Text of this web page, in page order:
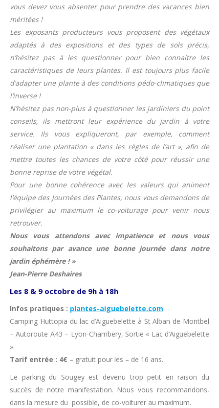
vous devez vous absenter pour prendre des vacances bien
méritées !
Les exposants producteurs vous proposent des végétaux
adaptés à des expositions et des types de sols précis,
n’hésitez pas à les questionner pour bien connaitre les
caractéristiques de leurs plantes. Il est toujours plus facile
d’adapter une plante à des conditions pédo-climatiques que
l’inverse !
N’hésitez pas non-plus à questionner les jardiniers du point
conseils, ils mettront leur expérience du jardin à votre
service. Ils vous expliqueront, par exemple, comment
réaliser une plantation « dans les règles de l’art », afin de
mettre toutes les chances de votre côté pour réussir une
bonne reprise de votre végétal.
Pour une bonne cohérence avec les valeurs qui animent
l’équipe des Journées des Plantes, nous vous demandons de
privilégier au maximum le co-voiturage pour venir nous
retrouver.
Nous vous attendons avec impatience et nous vous
souhaitons par avance une bonne journée dans notre
jardin éphémère ! »
Jean-Pierre Deshaires
Les 8 & 9 octobre de 9h à 18h
Infos pratiques : plantes-aiguebelette.com
Camping Huttopia du lac d’Aiguebelette à St Alban de Montbel
– Autoroute A43 – Lyon-Chambery, Sortie « Lac d’Aiguebelette
».
Tarif entrée : 4€ – gratuit pour les – de 16 ans.
Le parking du Sougey est devenu trop petit en raison du
succès de notre manifestation. Nous vous recommandons,
dans la mesure du possible, de co-voiturer au maximum.